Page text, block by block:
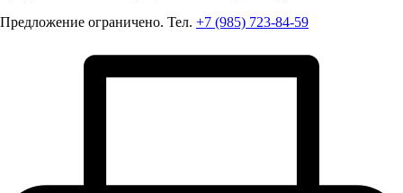
Предложение ограничено. Тел. +7 (985) 723-84-59